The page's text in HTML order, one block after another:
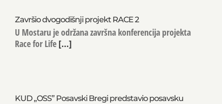
Završio dvogodišnji projekt RACE 2
U Mostaru je održana završna konferencija projekta
Race for Life [...]
KUD „OSS” Posavski Bregi predstavio posavsku